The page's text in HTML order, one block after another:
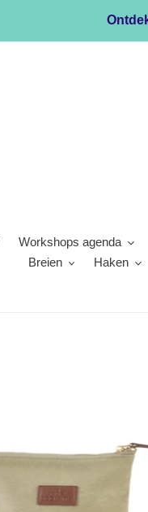
Workshops agenda
Breien
Haken